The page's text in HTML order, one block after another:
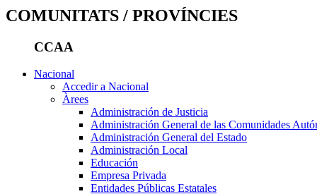
COMUNITATS / PROVÍNCIES
CCAA
Nacional
Accedir a Nacional
Àrees
Administración de Justicia
Administración General de las Comunidades
Administración General del Estado
Administración Local
Educación
Empresa Privada
Entidades Públicas Estatales